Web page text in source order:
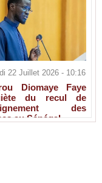
22 Juillet 2026 - 10:16
Diomaye Faye
du recul de
des
au Sénégal